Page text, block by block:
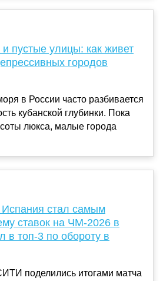
пустые улицы: как живет
городов
в России часто разбивается
кубанской глубинки. Пока
люкса, малые города
стал самым
ставок на ЧМ-2026 в
в топ-3 по обороту в
поделились итогами матча